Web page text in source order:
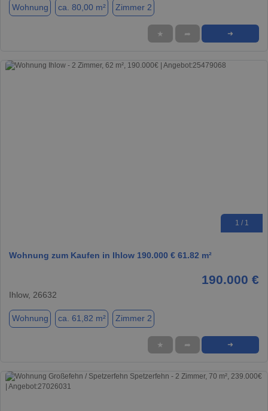
Wohnung ca. 80,00 m² Zimmer 2
★ ➦ ➜
1 / 1
Wohnung zum Kaufen in Ihlow 190.000 € 61.82 m²
190.000 €
Ihlow, 26632
Wohnung ca. 61,82 m² Zimmer 2
★ ➦ ➜